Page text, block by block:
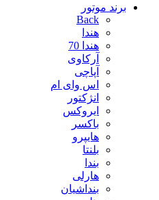
برند موتور
Back
هندا
هندا 70
آرکاوی
آپاچی
اس وای ام
انژکتور
ایروکس
باکسر
هایپرو
بلنتا
بندا
هارلی
بنداشیان